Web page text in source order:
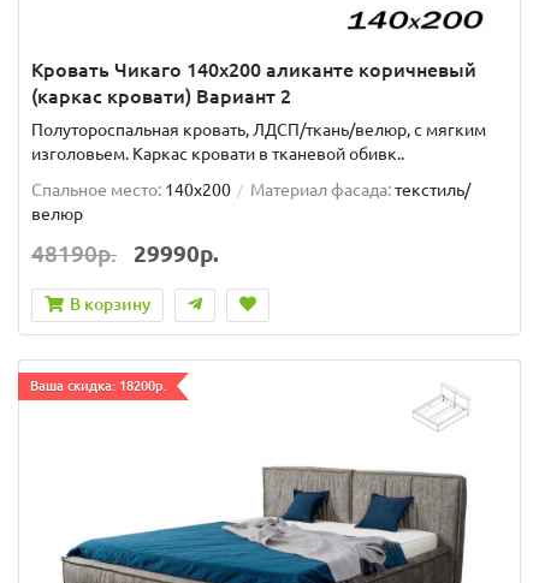
Кровать Чикаго 140х200 аликанте коричневый
(каркас кровати) Вариант 2
Полутороспальная кровать, ЛДСП/ткань/велюр, с мягким
изголовьем. Каркас кровати в тканевой обивк..
Спальное место: 140x200 Материал фасада:текстиль/
велюр
48190р. 29990р.
В корзину
Ваша скидка: 18200р.